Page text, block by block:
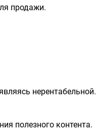
продажи.
нерентабельной.
полезного контента.